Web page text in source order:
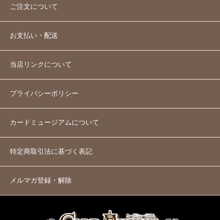
ご注文について
お支払い・配送
当店リンクについて
プライバシーポリシー
カードミュージアムについて
特定商取引法に基づく表記
メルマガ登録・解除